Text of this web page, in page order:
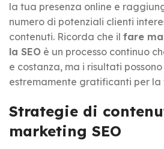
la tua presenza online e
numero di potenziali clienti
contenuti. Ricorda che il fare
la SEO è un processo continuo
e costanza, ma i risultati possono
estremamente gratificanti per
Strategie di
marketing SEO